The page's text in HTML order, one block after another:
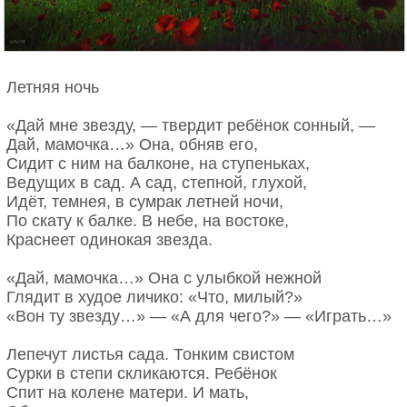
И снова все кругом замрет.
Последние мгновенья счастья!
Глубокий и немой покой —
Глубоко, странно лес молчал
И на заре, когда с заката
Пурпурный блеск огня и злата
Пожаром терем освещал.
Потом угрюмо в нем стемнело.
Луна восходит, а в лесу
Ложатся тени на росу…
Среди полян, среди сквозной
Осенней чащи помертвелой,
И жутко Осени одной
Теперь уж тишина другая:
Прислушайся — она растет,
дрожи…
Июнь. Июль. Часть соловьиной дрожи.
Когда — ночь соловьиную тревожа —
А Август — царь. Ему не до рулады,
Ему — до канонады Октября.
Да, Август — царь. — Тебе царей не надо, —
А мне таких не надо — без царя!
1920 г.
Марина Цветаева
Летняя ночь
«Дай мне звезду, — твердит ребёнок сонный, —
Дай, мамочка…» Она, обняв его,
Сидит с ним на балконе, на ступеньках,
Ведущих в сад. А сад, степной, глухой,
Идёт, темнея, в сумрак летней ночи,
По скату к балке. В небе, на востоке,
Краснеет одинокая звезда.
«Дай, мамочка…» Она с улыбкой нежной
Глядит в худое личико: «Что, милый?»
«Вон ту звезду…» — «А для чего?» — «Играть…»
Лепечут листья сада. Тонким свистом
Сурки в степи скликаются. Ребёнок
Спит на колене матери. И мать,